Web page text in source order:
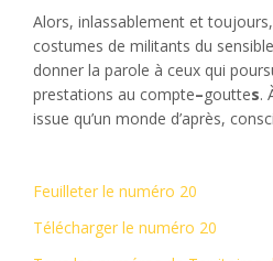
Alors, inlassablement et
costumes de militants du
donner la parole à ceux qui
prestations au compte–gouttes.
issue qu’un monde d’après,
Feuilleter le numéro 20
Télécharger le numéro 20